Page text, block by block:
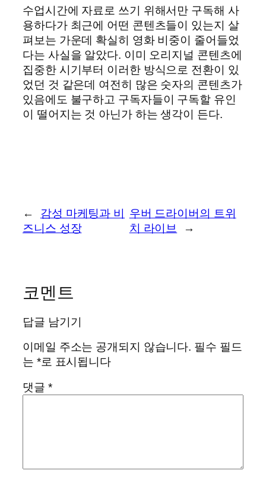
수업시간에 자료로 쓰기 위해서만 구독해 사
용하다가 최근에 어떤 콘텐츠들이 있는지 살
펴보는 가운데 확실히 영화 비중이 줄어들었
다는 사실을 알았다. 이미 오리지널 콘텐츠에
집중한 시기부터 이러한 방식으로 전환이 있
었던 것 같은데 여전히 많은 숫자의 콘텐츠가
있음에도 불구하고 구독자들이 구독할 유인
이 떨어지는 것 아닌가 하는 생각이 든다.
←
감성 마케팅과 비
즈니스 성장
우버 드라이버의 트위
치 라이브
→
코멘트
답글 남기기
이메일 주소는 공개되지 않습니다. 필수 필드
는 *로 표시됩니다
댓글 *